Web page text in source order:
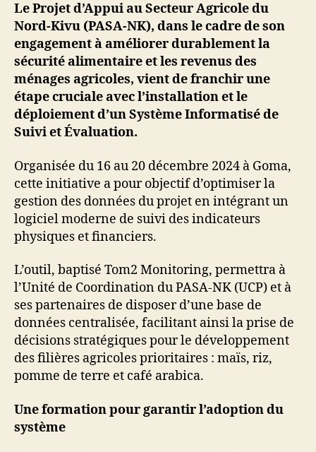
Le Projet d’Appui au Secteur Agricole du
Nord-Kivu (PASA-NK), dans le cadre de son
engagement à améliorer durablement la
sécurité alimentaire et les revenus des
ménages agricoles, vient de franchir une
étape cruciale avec l’installation et le
déploiement d’un Système Informatisé de
Suivi et Évaluation.
Organisée du 16 au 20 décembre 2024 à Goma,
cette initiative a pour objectif d’optimiser la
gestion des données du projet en intégrant un
logiciel moderne de suivi des indicateurs
physiques et financiers.
L’outil, baptisé Tom2 Monitoring, permettra à
l’Unité de Coordination du PASA-NK (UCP) et à
ses partenaires de disposer d’une base de
données centralisée, facilitant ainsi la prise de
décisions stratégiques pour le développement
des filières agricoles prioritaires : maïs, riz,
pomme de terre et café arabica.
Une formation pour garantir l’adoption du
système